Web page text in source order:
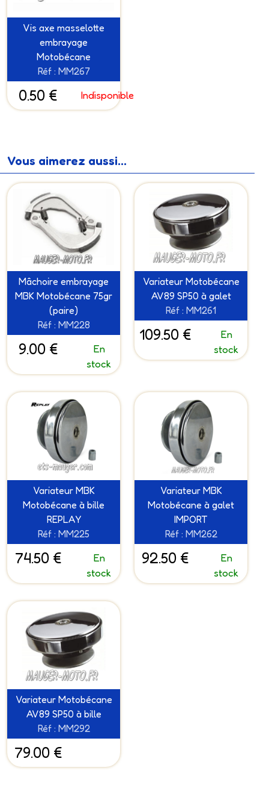
Vis axe masselotte
embrayage
Motobécane
Réf : MM267
0.50 € Indisponible
Vous aimerez aussi...
Mâchoire embrayage
MBK Motobécane 75gr
(paire)
Réf : MM228
9.00 €
En
stock
Variateur Motobécane
AV89 SP50 à galet
Réf : MM261
109.50 €
En
stock
Variateur MBK
Motobécane à bille
REPLAY
Réf : MM225
74.50 €
En
stock
Variateur MBK
Motobécane à galet
IMPORT
Réf : MM262
92.50 €
En
stock
Variateur Motobécane
AV89 SP50 à bille
Réf : MM292
79.00 €